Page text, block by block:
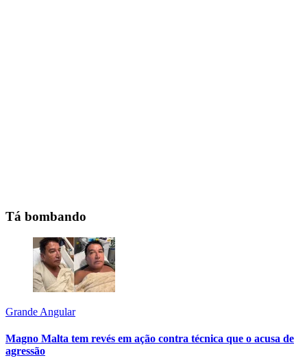
Tá bombando
Grande Angular
Magno Malta tem revés em ação contra técnica que o acusa de
agressão